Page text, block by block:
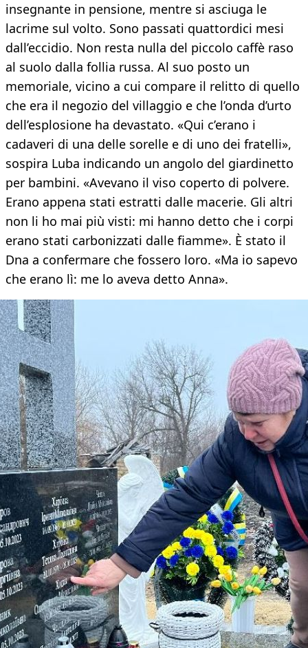
insegnante in pensione, mentre si asciuga le
lacrime sul volto. Sono passati quattordici mesi
dall’eccidio. Non resta nulla del piccolo caffè raso
al suolo dalla follia russa. Al suo posto un
memoriale, vicino a cui compare il relitto di quello
che era il negozio del villaggio e che l’onda d’urto
dell’esplosione ha devastato. «Qui c’erano i
cadaveri di una delle sorelle e di uno dei fratelli»,
sospira Luba indicando un angolo del giardinetto
per bambini. «Avevano il viso coperto di polvere.
Erano appena stati estratti dalle macerie. Gli altri
non li ho mai più visti: mi hanno detto che i corpi
erano stati carbonizzati dalle fiamme». È stato il
Dna a confermare che fossero loro. «Ma io sapevo
che erano lì: me lo aveva detto Anna».